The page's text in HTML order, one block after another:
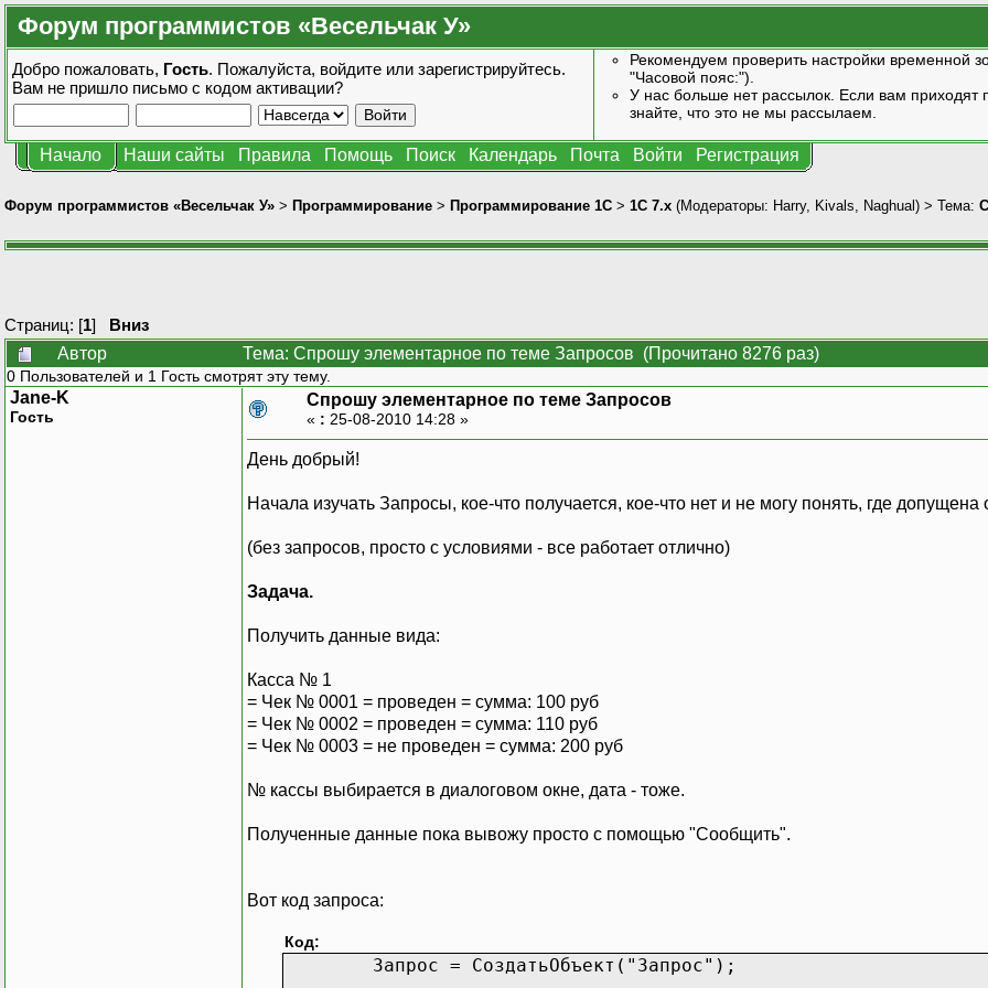
Форум программистов «Весельчак У»
Добро пожаловать, Гость. Пожалуйста, войдите или зарегистрируйтесь.
Вам не пришло письмо с кодом активации?
Рекомендуем проверить настройки
"Часовой пояс:").
У нас больше нет рассылок. Если вам
знайте, что это не мы рассылаем.
Начало Наши сайты Правила Помощь Поиск Календарь Почта Войти Регистрация
Форум программистов «Весельчак У» > Программирование > Программирование 1С > 1С 7.x (Модераторы: Harry, Kivals Naghual) > Тема:
Страниц: [1] Вниз
Автор
Тема: Спрошу элементарное по теме Запросов (Прочитано 8276 раз)
0 Пользователей и 1 Гость смотрят эту тему.
Jane-K
Гость
Спрошу элементарное по теме Запросов
« : 25-08-2010 14:28 »
День добрый!
Начала изучать Запросы, кое-что получается, кое-что нет и не могу понять, где допущена
(без запросов, просто с условиями - все работает отлично)
Задача.
Получить данные вида:
Касса № 1
= Чек № 0001 = проведен = сумма: 100 руб
= Чек № 0002 = проведен = сумма: 110 руб
= Чек № 0003 = не проведен = сумма: 200 руб
№ кассы выбирается в диалоговом окне, дата - тоже.
Полученные данные пока вывожу просто с помощью "Сообщить".
Вот код запроса:
Код:
Запрос = СоздатьОбъект("Запрос");